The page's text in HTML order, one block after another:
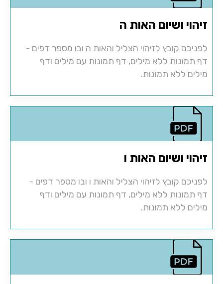
זיהוי ושיום האות ה
לפניכם קובץ לזיהוי הצליל והאות ה ובו מספר דפים -
דף תמונות ללא מילים, דף תמונות עם מילים ודף
מילים ללא תמונות.
זיהוי ושיום האות ו
לפניכם קובץ לזיהוי הצליל והאות ו ובו מספר דפים -
דף תמונות ללא מילים, דף תמונות עם מילים ודף
מילים ללא תמונות.